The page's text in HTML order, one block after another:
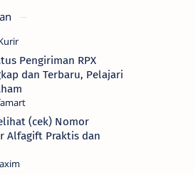
Pengiriman RPX
dan Terbaru, Pelajari
(cek) Nomor
Alfagift Praktis dan